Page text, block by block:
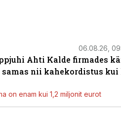
06.08.26,
Ahti Kalde firmades
nii kahekordistus kui
on enam kui 1,2 miljonit eurot